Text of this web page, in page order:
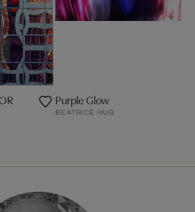
Purple Glow
BEATRICE HUG